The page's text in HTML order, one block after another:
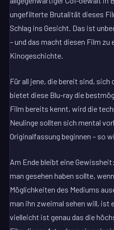
ungefilterte Brutalität dieses
Schlag ins Gesicht. Das ist
– und das macht diesen Film
Kinogeschichte.
Für all jene, die bereit sind,
bietet diese Blu-ray die
Film bereits kennt, wird die
Neulinge sollten sich mental
Originalfassung beginnen – so
Am Ende bleibt eine
man gesehen haben sollte,
Möglichkeiten des Mediums
man ihn zweimal sehen will, ist
vielleicht ist genau das die